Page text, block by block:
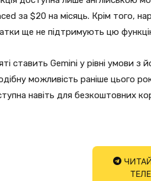
за $20 на місяць. Крім того,
ще не підтримують цю
ставить Gemini у рівні умови
можливість раніше цього
навіть для безкоштовних